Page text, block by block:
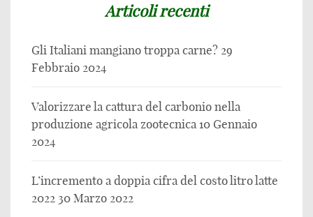
Articoli recenti
Gli Italiani mangiano troppa carne? 29
Febbraio 2024
Valorizzare la cattura del carbonio nella
produzione agricola zootecnica 10 Gennaio
2024
L’incremento a doppia cifra del costo litro latte
2022 30 Marzo 2022